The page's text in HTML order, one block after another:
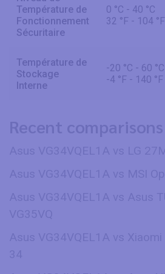
Température de
Fonctionnement
Sécuritaire
0 °C - 40 °C
32 °F - 104 °F
Température de
Stockage
Interne
-20 °C - 60 °C
-4 °F - 140 °F
Recent comparisons